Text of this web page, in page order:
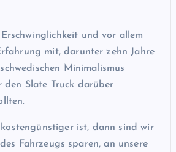
und vor allem
mit, darunter zehn Jahre
Minimalismus
den Slate Truck darüber
ist, dann sind wir
Fahrzeugs sparen, an unsere
Messi: Einige Fans pfeifen,
Name bekannt gegeben
während die Saison von Paris
Germain einen neuen
Evodrop April 13, 2026